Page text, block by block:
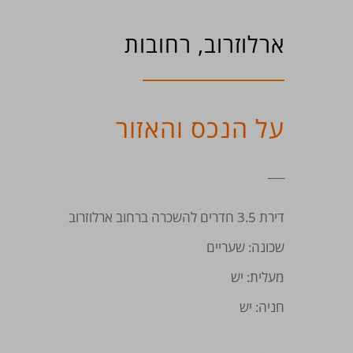
ארלוזרוב, רחובות
על הנכס והאזור
דירת 3.5 חדרים להשכרה ברחוב ארלוזרוב
שכונה: שעריים
מעלית: יש
חניה: יש